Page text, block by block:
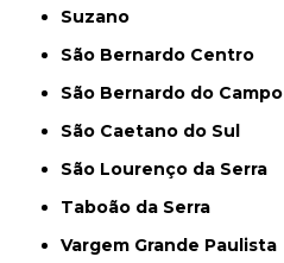
Suzano
São Bernardo Centro
São Bernardo do Campo
São Caetano do Sul
São Lourenço da Serra
Taboão da Serra
Vargem Grande Paulista